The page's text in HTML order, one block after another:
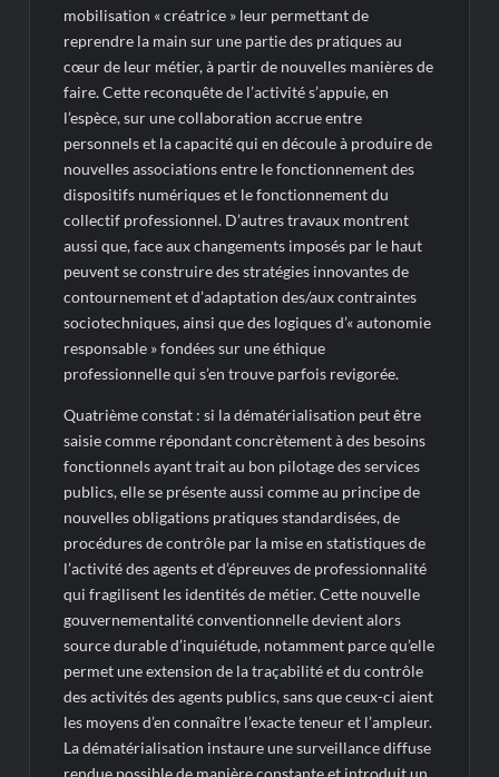
mobilisation « créatrice » leur permettant de
reprendre la main sur une partie des pratiques au
cœur de leur métier, à partir de nouvelles manières de
faire. Cette reconquête de l’activité s’appuie, en
l’espèce, sur une collaboration accrue entre
personnels et la capacité qui en découle à produire de
nouvelles associations entre le fonctionnement des
dispositifs numériques et le fonctionnement du
collectif professionnel. D’autres travaux montrent
aussi que, face aux changements imposés par le haut
peuvent se construire des stratégies innovantes de
contournement et d’adaptation des/aux contraintes
sociotechniques, ainsi que des logiques d’« autonomie
responsable » fondées sur une éthique
professionnelle qui s’en trouve parfois revigorée.
Quatrième constat : si la dématérialisation peut être
saisie comme répondant concrètement à des besoins
fonctionnels ayant trait au bon pilotage des services
publics, elle se présente aussi comme au principe de
nouvelles obligations pratiques standardisées, de
procédures de contrôle par la mise en statistiques de
l’activité des agents et d’épreuves de professionnalité
qui fragilisent les identités de métier. Cette nouvelle
gouvernementalité conventionnelle devient alors
source durable d’inquiétude, notamment parce qu’elle
permet une extension de la traçabilité et du contrôle
des activités des agents publics, sans que ceux-ci aient
les moyens d’en connaître l’exacte teneur et l’ampleur.
La dématérialisation instaure une surveillance diffuse
rendue possible de manière constante et introduit un